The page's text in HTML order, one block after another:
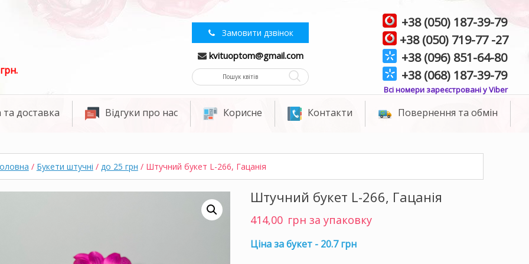
Замовити дзвінок
kvituoptom@gmail.com
+38 (050) 187-39-79
+38 (050) 719-77 -27
+38 (096) 851-64-80
+38 (068) 187-39-79
Всі номери зареєстровані у Viber
доставка Відгуки про нас Корисне Контакти Повернення та обмін
/ Букети штучні / до 25 грн / Штучний букет L-266, Гацанія
Штучний букет L-266, Гацанія
414,00 грн за упаковку
Ціна за букет - 20.7 грн